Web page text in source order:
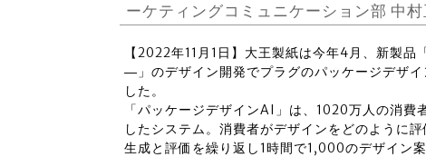
ーケティングコミュニケーション部 中村
【2022年11月1日】大王製紙は今年4月、新製
―」のデザイン開発でプラグのパッケージデザ
した。
「パッケージデザインAI」は、1020万人の消
したシステム。消費者がデザインをどのように
生成と評価を繰り返し1時間で1,000のデザイン